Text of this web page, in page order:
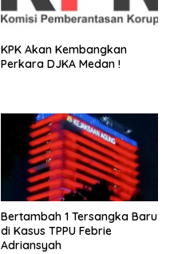
KPK Akan Kembangkan
Perkara DJKA Medan !
Bertambah 1 Tersangka Baru
di Kasus TPPU Febrie
Adriansyah